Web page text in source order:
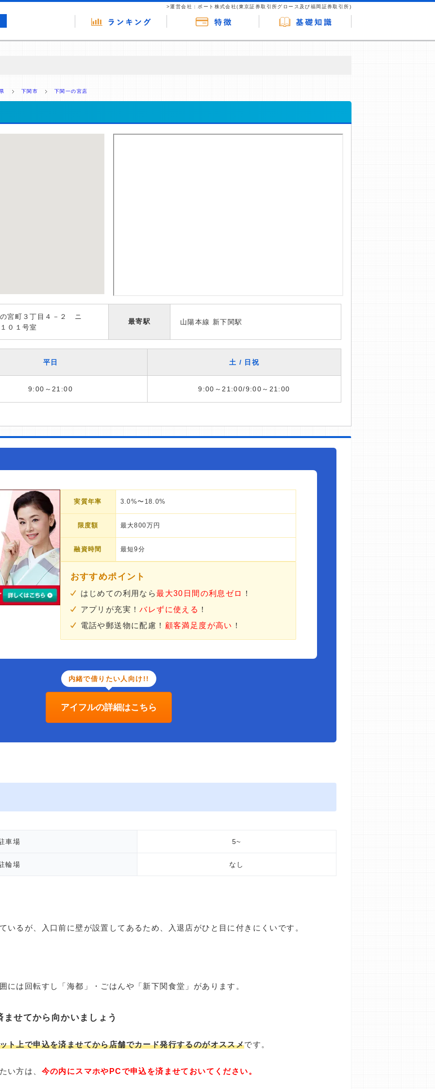
>運営会社：ポート株式会社(東京証券取引所グロース及び福岡証券取引所)
供を行っています。
下関市 下関一の宮店
宮町３丁目４－２ ニ
０１号室
最寄駅 山陽本線 新下関駅
平日 土 / 日祝
9:00～21:00 9:00～21:00/9:00～21:00
実質年率 3.0%〜18.0%
限度額 最大800万円
融資時間 最短9分
おすすめポイント
はじめての利用なら最大30日間の利息ゼロ
！
アプリが充実！バレずに使える ！
電話や郵送物に配慮！ 顧客満足度が高い ！
内緒で借りたい人向け!!
アイフルの詳細はこちら
車場 5~
輪場 なし
いるが、入口前に壁が設置してあるため、入退店がひと目に付きにくいです。
には回転すし「海都」・ごはんや「新下関食堂」があります。
せてから向かいましょう
ト上で申込を済ませてから店舗でカード発行するのがオススメです。
い方は、 今の内にスマホやPCで申込を済ませておいてください。